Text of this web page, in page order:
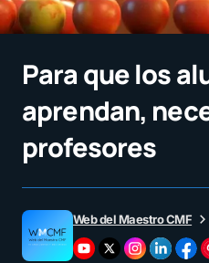
Para que los
aprendan,
profesores
Web del Maestro CMF